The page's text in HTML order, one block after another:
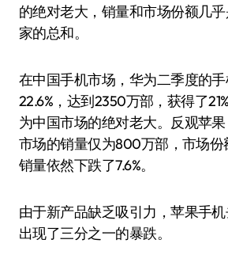
的绝对老大，销量和市场份额几
家的总和。
在中国手机市场，华为二季度的
22.6%，达到2350万部，获得了
为中国市场的绝对老大。反观苹
市场的销量仅为800万部，市场份
销量依然下跌了7.6%。
由于新产品缺乏吸引力，苹果手
出现了三分之一的暴跌。